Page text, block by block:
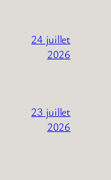
24 juillet
2026
23 juillet
2026